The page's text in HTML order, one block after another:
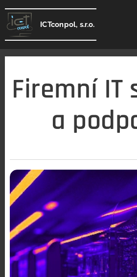
ICTconpol, s.r.o.
Firemní IT
a